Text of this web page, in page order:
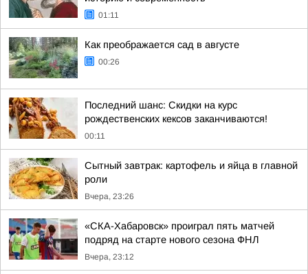
01:11
Как преображается сад в августе
00:26
Последний шанс: Скидки на курс
рождественских кексов заканчиваются!
00:11
Сытный завтрак: картофель и яйца в главной
роли
Вчера, 23:26
«СКА-Хабаровск» проиграл пять матчей
подряд на старте нового сезона ФНЛ
Вчера, 23:12